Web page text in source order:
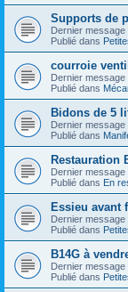
Supports de
Dernier message
Publié dans
courroie
Dernier message
Publié dans
Bidons de 5
Dernier message
Publié dans
Restauration
Dernier message
Publié dans En
Essieu avant
Dernier message
Publié dans
B14G à
Dernier message
Publié dans